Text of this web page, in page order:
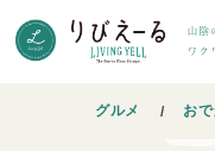
グルメ お